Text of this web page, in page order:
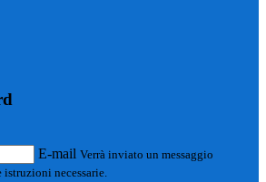
E-mail Verrà inviato un messaggio
necessarie.